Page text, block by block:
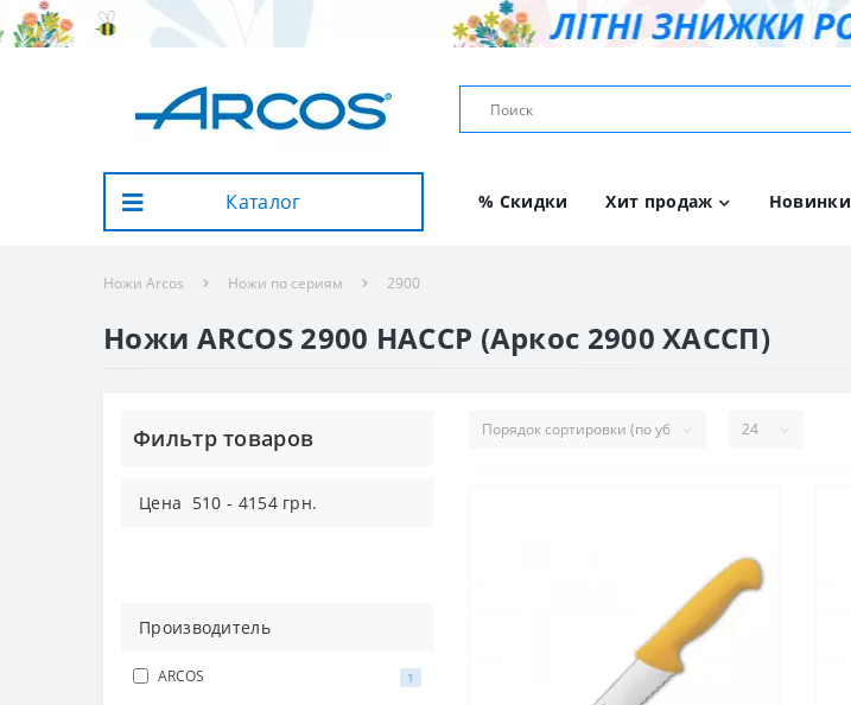
Каталог % Скидки Хит продаж Новинки
Ножи Arcos Ножи по сериям 2900
Ножи ARCOS 2900 HACCP (Аркос 2900 ХАССП)
Фильтр товаров
Цена 510 - 4154грн.
Производитель
ARCOS 1